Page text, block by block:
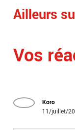
Ailleurs
Vos
Koro
11/juillet/